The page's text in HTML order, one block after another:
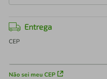
Entrega
CEP
Não sei meu CEP